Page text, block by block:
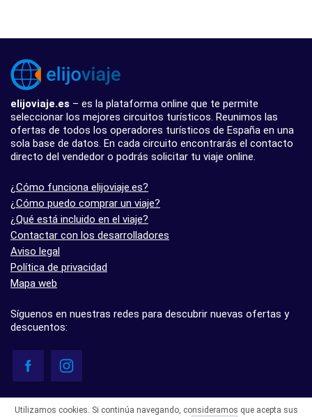
elijoviaje.es – es la plataforma online que te permite
seleccionar los mejores circuitos turísticos. Reunimos las
ofertas de todos los operadores turísticos de España en una
sola base de datos. En cada circuito encontrarás el contacto
directo del vendedor o podrás solicitar tu viaje online.
¿Cómo funciona elijoviaje.es?
¿Cómo puedo comprar un viaje?
¿Qué está incluido en el viaje?
Contactar con los desarrolladores
Aviso legal
Política de privacidad
Mapa web
Síguenos en nuestras redes para descubrir nuevas ofertas y
descuentos:
- 5.0 basado en 7 opiniones
Utilizamos cookies. Si continúa navegando, consideramos que acepta sus